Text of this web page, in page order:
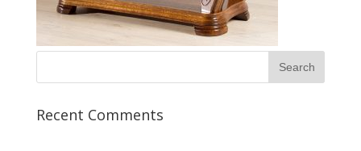
Recent Comments